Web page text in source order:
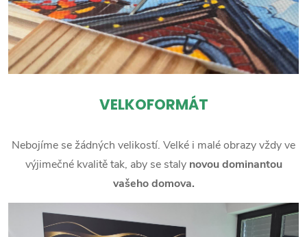
VELKOFORMÁT
Nebojíme se žádných velikostí. Velké i malé obrazy vždy ve
výjimečné kvalitě tak, aby se staly novou dominantou
vašeho domova.